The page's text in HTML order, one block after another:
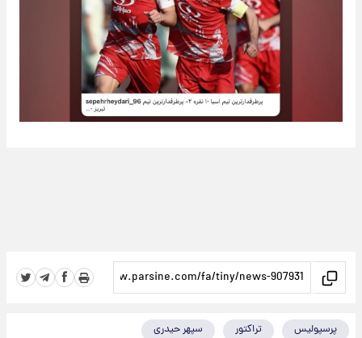
پرسپولیس تراکتور سپهر حیدری